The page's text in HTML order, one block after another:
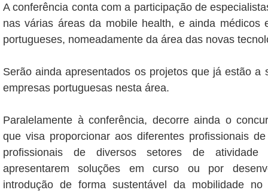
A conferência conta com a participação de
nas várias áreas da mobile health, e ainda médicos
portugueses, nomeadamente da área das novas
Serão ainda apresentados os projetos que já estão a
empresas portuguesas nesta área.
Paralelamente à conferência, decorre ainda o
que visa proporcionar aos diferentes profissionais
profissionais de diversos setores de
apresentarem soluções em curso ou por
introdução de forma sustentável da mobilidade